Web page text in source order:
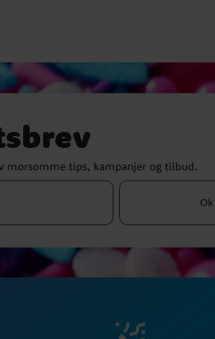
morsomme tips, kampanjer og tilbud.
Ok